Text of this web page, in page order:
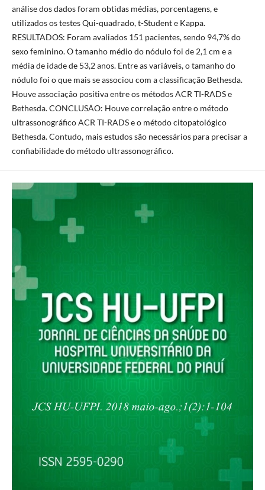
análise dos dados foram obtidas médias, porcentagens, e
utilizados os testes Qui-quadrado, t-Student e Kappa.
RESULTADOS: Foram avaliados 151 pacientes, sendo 94,7% do
sexo feminino. O tamanho médio do nódulo foi de 2,1 cm e a
média de idade de 53,2 anos. Entre as variáveis, o tamanho do
nódulo foi o que mais se associou com a classificação Bethesda.
Houve associação positiva entre os métodos ACR TI-RADS e
Bethesda. CONCLUSÃO: Houve correlação entre o método
ultrassonográfico ACR TI-RADS e o método citopatológico
Bethesda. Contudo, mais estudos são necessários para precisar a
confiabilidade do método ultrassonográfico.